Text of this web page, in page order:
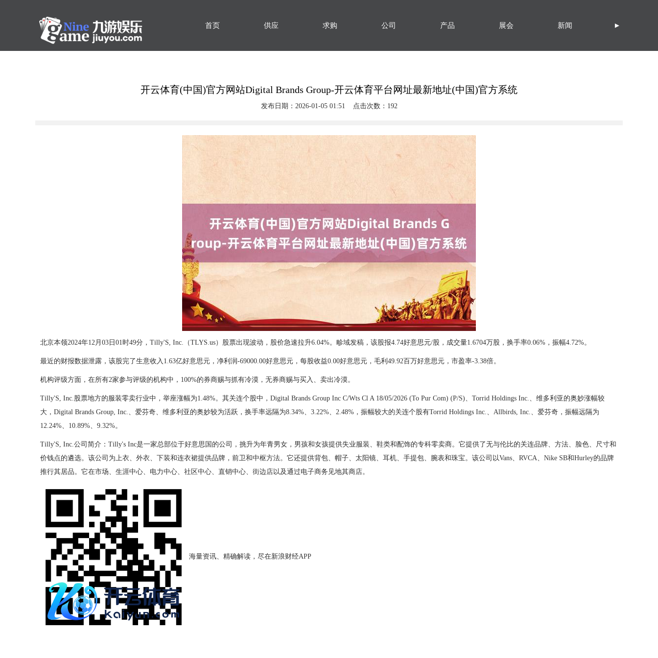
首页 供应 求购 公司 产品 展会 新闻 ►
开云体育(中国)官方网站Digital Brands Group-开云体育平台网址最新地址(中国)官方系统
发布日期：2026-01-05 01:51 点击次数：192
北京本领2024年12月03日01时49分，Tilly'S, Inc.（TLYS.us）股票出现波动，股价急速拉升6.04%。畛域发稿，该股报4.74好意思元/股，成交量1.6704万股，换手率0.06%，振幅4.72%。
最近的财报数据泄露，该股完了生意收入1.63亿好意思元，净利润-69000.00好意思元，每股收益0.00好意思元，毛利49.92百万好意思元，市盈率-3.38倍。
机构评级方面，在所有2家参与评级的机构中，100%的券商赐与抓有冷漠，无券商赐与买入、卖出冷漠。
Tilly'S, Inc.股票地方的服装零卖行业中，举座涨幅为1.48%。其关连个股中，Digital Brands Group Inc C/Wts Cl A 18/05/2026 (To Pur Com) (P/S)、Torrid Holdings Inc.、维多利亚的奥妙涨幅较
大，Digital Brands Group, Inc.、爱芬奇、维多利亚的奥妙较为活跃，换手率远隔为8.34%、3.22%、2.48%，振幅较大的关连个股有Torrid Holdings Inc.、Allbirds, Inc.、爱芬奇，振幅远隔为
12.24%、10.89%、9.32%。
Tilly'S, Inc.公司简介：Tilly's Inc是一家总部位于好意思国的公司，挑升为年青男女，男孩和女孩提供失业服装、鞋类和配饰的专科零卖商。它提供了无与伦比的关连品牌、方法、脸色、尺寸和
价钱点的遴选。该公司为上衣、外衣、下装和连衣裙提供品牌，前卫和中枢方法。它还提供背包、帽子、太阳镜、耳机、手提包、腕表和珠宝。该公司以Vans、RVCA、Nike SB和Hurley的品牌
推行其居品。它在市场、生涯中心、电力中心、社区中心、直销中心、街边店以及通过电子商务见地其商店。
海量资讯、精确解读，尽在新浪财经APP